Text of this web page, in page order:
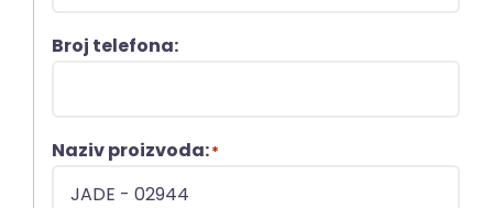
Broj telefona:
Naziv proizvoda:*